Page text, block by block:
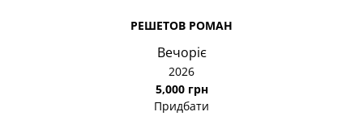
РЕШЕТОВ РОМАН
Вечоріє
2026
5,000 грн
Придбати